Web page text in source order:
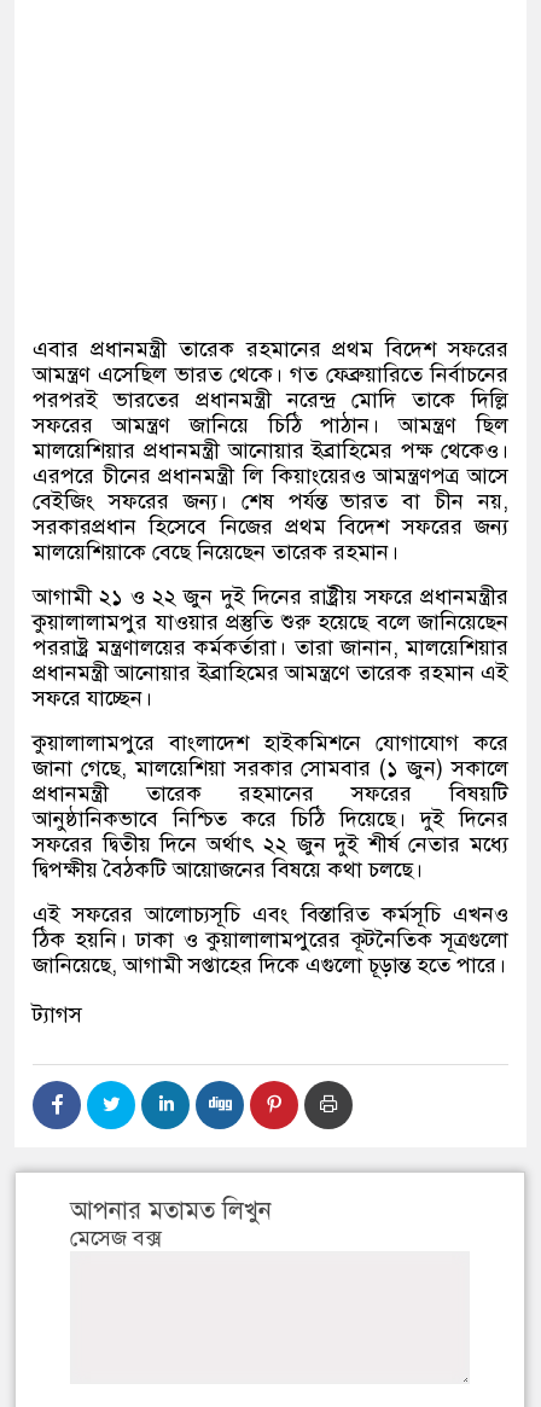
এবার প্রধানমন্ত্রী তারেক রহমানের প্রথম বিদেশ সফরের
আমন্ত্রণ এসেছিল ভারত থেকে। গত ফেব্রুয়ারিতে নির্বাচনের
পরপরই ভারতের প্রধানমন্ত্রী নরেন্দ্র মোদি তাকে দিল্লি
সফরের আমন্ত্রণ জানিয়ে চিঠি পাঠান। আমন্ত্রণ ছিল
মালয়েশিয়ার প্রধানমন্ত্রী আনোয়ার ইব্রাহিমের পক্ষ থেকেও।
এরপরে চীনের প্রধানমন্ত্রী লি কিয়াংয়েরও আমন্ত্রণপত্র আসে
বেইজিং সফরের জন্য। শেষ পর্যন্ত ভারত বা চীন নয়,
সরকারপ্রধান হিসেবে নিজের প্রথম বিদেশ সফরের জন্য
মালয়েশিয়াকে বেছে নিয়েছেন তারেক রহমান।
আগামী ২১ ও ২২ জুন দুই দিনের রাষ্ট্রীয় সফরে প্রধানমন্ত্রীর
কুয়ালালামপুর যাওয়ার প্রস্তুতি শুরু হয়েছে বলে জানিয়েছেন
পররাষ্ট্র মন্ত্রণালয়ের কর্মকর্তারা। তারা জানান,মালয়েশিয়ার
প্রধানমন্ত্রী আনোয়ার ইব্রাহিমের আমন্ত্রণে তারেক রহমান এই
সফরে যাচ্ছেন।
কুয়ালালামপুরে বাংলাদেশ হাইকমিশনে যোগাযোগ করে
জানা গেছে,মালয়েশিয়া সরকার সোমবার (১ জুন)সকালে
প্রধানমন্ত্রী তারেক রহমানের সফরের বিষয়টি
আনুষ্ঠানিকভাবে নিশ্চিত করে চিঠি দিয়েছে। দুই দিনের
সফরের দ্বিতীয় দিনে অর্থাৎ ২২ জুন দুই শীর্ষ নেতার মধ্যে
দ্বিপক্ষীয় বৈঠকটি আয়োজনের বিষয়ে কথা চলছে।
এই সফরের আলোচ্যসূচি এবং বিস্তারিত কর্মসূচি এখনও
ঠিক হয়নি। ঢাকা ও কুয়ালালামপুরের কূটনৈতিক সূত্রগুলো
জানিয়েছে,আগামী সপ্তাহের দিকে এগুলো চূড়ান্ত হতে পারে।
ট্যাগস
আপনার মতামত লিখুন
মেসেজ বক্স